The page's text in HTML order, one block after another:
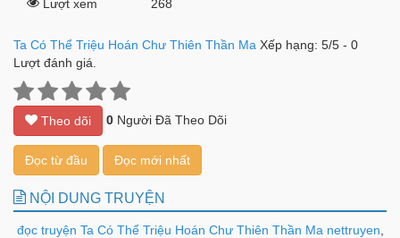
Lượt xem 268
Ta Có Thể Triệu Hoán Chư Thiên Thần Ma Xếp hạng: 5/5 - 0
Lượt đánh giá.
Theo dõi 0 Người Đã Theo Dõi
Đọc từ đầu Đọc mới nhất
NỘI DUNG TRUYỆN
đọc truyện Ta Có Thể Triệu Hoán Chư Thiên Thần Ma nettruyen